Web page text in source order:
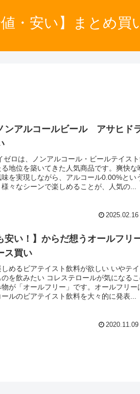
・安い】まとめ買
ンアルコールビール アサヒド
ゼロは、ノンアルコール・ビールテイス
地位を築いてきた人気商品です。爽快な
を実現しながら、アルコール0.00%とい
々なシーンで楽しめることが、人気の...
2025.02.16
安い！】からだ想うオールフリ
ス買い
めるビアテイスト飲料が欲しい いやテ
を飲みたい コレステロールが気になる
が「オールフリー」です。オールフリー
ルのビアテイスト飲料を大々的に発表...
2020.11.09